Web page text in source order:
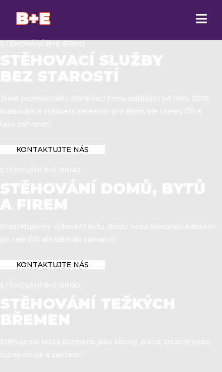
STĚHOVÁNÍ B+E BRNO
KONTAKTUJTE NÁS
KONTAKTUJTE NÁS